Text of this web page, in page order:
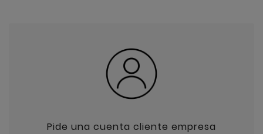
Pide una cuenta cliente empresa